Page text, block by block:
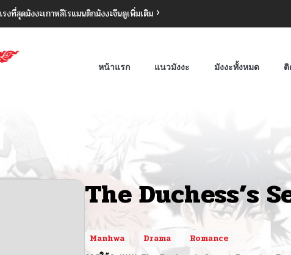
รงที่สุดมังงะเกาหลีโรแมนติกมังงะจีนดูเพิ่มเติม
หน้าแรก แนวมังงะ มังงะทั้งหมด ติ
The Duchess’s
Manhwa Drama
Romance